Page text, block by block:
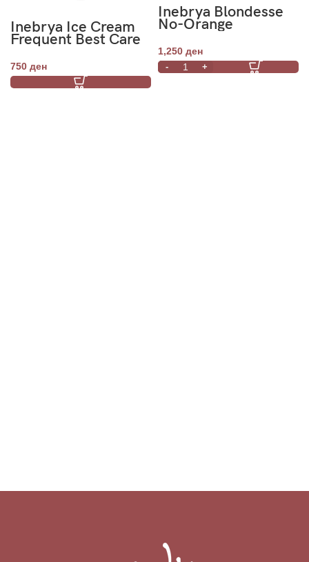
Inebrya Ice Cream
Frequent Best Care
Conditioner 1000
mL
750 ден
Inebrya Blondesse
No-Orange
Shampoo 1000ml
1,250 ден